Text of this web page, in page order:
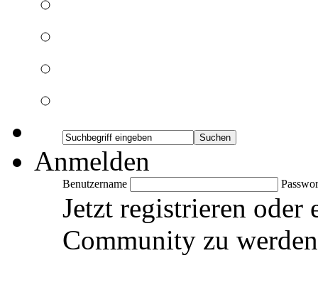
Anmelden
Benutzername
Jetzt registrieren
Community zu